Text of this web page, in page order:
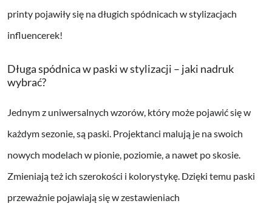
printy pojawiły się na długich spódnicach w stylizacjach
influencerek!
Długa spódnica w paski w stylizacji – jaki nadruk
wybrać?
Jednym z uniwersalnych wzorów, który może pojawić się w
każdym sezonie, są paski. Projektanci malują je na swoich
nowych modelach w pionie, poziomie, a nawet po skosie.
Zmieniają też ich szerokości i kolorystykę. Dzięki temu paski
przeważnie pojawiają się w zestawieniach